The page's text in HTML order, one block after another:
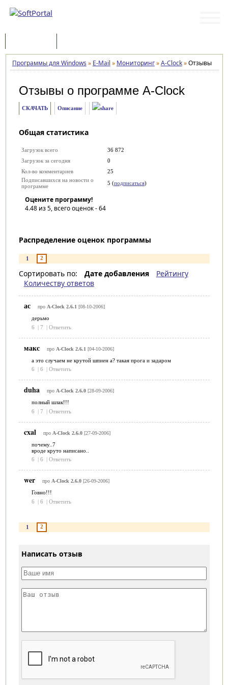
Программы для Windows » E-Mail » Мониторинг»A-Clock»Отзывы
Отзывы о программе A-Clock
СКАЧАТЬ Описание
Общая статистика
Загрузок всего
36 872
Загрузок за сегодня
0
Кол-во комментариев
25
Подписавшихся на новости о
программе
5 (подписаться)
Оцените программу!
4.48из 5, всего оценок -64
Распределение оценок программы
1 2
Сортировать по: Дате добавления
Рейтингу
Количеству ответов
ас про A-Clock 2.6.1 [08-10-2006]
дерьмо
6
| 7 | Ответить
макс про A-Clock 2.6.1 [04-10-2006]
а это случаем не крутой шпиен а? такая прога и задаром
6
| 6 | Ответить
duha про A-Clock 2.6.0[28-09-2006]
полный шлак!!!
6
| 7 | Ответить
cxal про A-Clock 2.6.0[27-09-2006]
почему..7
вроде круто написано..
6
| 6 | Ответить
wer про A-Clock 2.6.0[26-09-2006]
Говно!!!
6
| 6 | Ответить
1 2
Написать отзыв